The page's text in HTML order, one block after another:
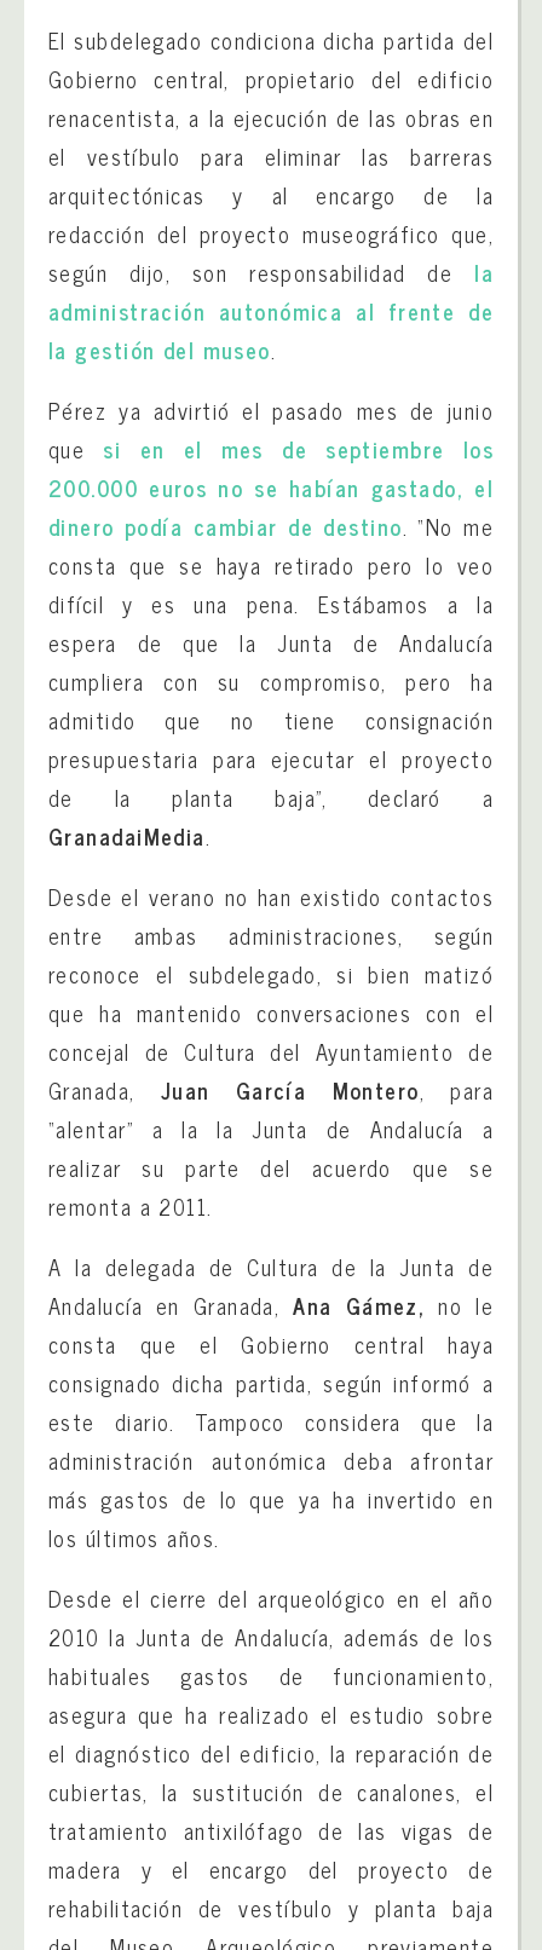
El subdelegado condiciona dicha partida del
Gobierno central, propietario del edificio
renacentista, a la ejecución de las obras en
el vestíbulo para eliminar las barreras
arquitectónicas y al encargo de la
redacción del proyecto museográfico que,
según dijo, son responsabilidad de la
administración autonómica al frente de
la gestión del museo.
Pérez ya advirtió el pasado mes de junio
que si en el mes de septiembre los
200.000 euros no se habían gastado, el
dinero podía cambiar de destino. “No me
consta que se haya retirado pero lo veo
difícil y es una pena. Estábamos a la
espera de que la Junta de Andalucía
cumpliera con su compromiso, pero ha
admitido que no tiene consignación
presupuestaria para ejecutar el proyecto
de la planta baja”, declaró a
GranadaiMedia.
Desde el verano no han existido contactos
entre ambas administraciones, según
reconoce el subdelegado, si bien matizó
que ha mantenido conversaciones con el
concejal de Cultura del Ayuntamiento de
Granada, Juan García Montero, para
“alentar” a la la Junta de Andalucía a
realizar su parte del acuerdo que se
remonta a 2011.
A la delegada de Cultura de la Junta de
Andalucía en Granada,Ana Gámez, no le
consta que el Gobierno central haya
consignado dicha partida, según informó a
este diario. Tampoco considera que la
administración autonómica deba afrontar
más gastos de lo que ya ha invertido en
los últimos años.
Desde el cierre del arqueológico en el año
2010 la Junta de Andalucía, además de los
habituales gastos de funcionamiento,
asegura que ha realizado el estudio sobre
el diagnóstico del edificio, la reparación de
cubiertas, la sustitución de canalones, el
tratamiento antixilófago de las vigas de
madera y el encargo del proyecto de
rehabilitación de vestíbulo y planta baja